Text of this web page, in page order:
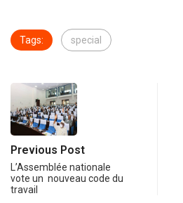
Tags: special
Previous Post
L’Assemblée nationale
vote un nouveau code du
travail